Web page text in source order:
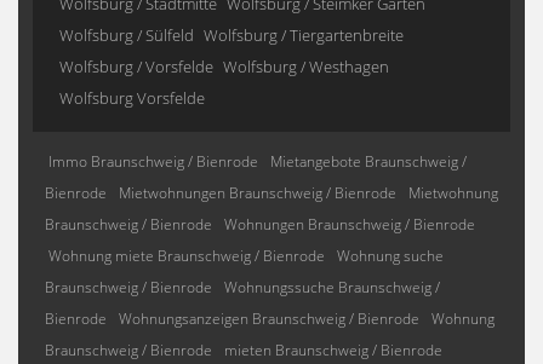
Wolfsburg / Sülfeld Wolfsburg / Tiergartenbreite
Wolfsburg / Vorsfelde Wolfsburg / Westhagen
Wolfsburg Vorsfelde
Immo Braunschweig / Bienrode
Mietangebote Braunschweig /
Bienrode
Mietwohnungen Braunschweig / Bienrode
Mietwohnung
Braunschweig / Bienrode
Wohnungen Braunschweig / Bienrode
Wohnung miete Braunschweig / Bienrode
Wohnung suche
Braunschweig / Bienrode
Wohnungssuche Braunschweig /
Bienrode
Wohnungsanzeigen Braunschweig / Bienrode
Wohnung
Braunschweig / Bienrode
mieten Braunschweig / Bienrode